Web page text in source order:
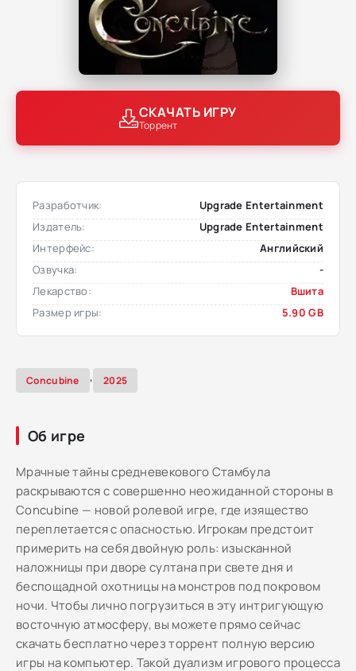
СКАЧАТЬ ИГРУ
Торрент
Разработчик:
Upgrade Entertainment
Издатель:
Upgrade Entertainment
Интерфейс:
Английский
Озвучка:
-
Лекарство:
Вшита
Размер игры:
5.90 GB
Concubine , 2025
Об игре
Мрачные тайны средневекового Стамбула
раскрываются с совершенно неожиданной стороны в
Concubine — новой ролевой игре, где изящество
переплетается с опасностью. Игрокам предстоит
примерить на себя двойную роль: изысканной
наложницы при дворе султана при свете дня и
беспощадной охотницы на монстров под покровом
ночи. Чтобы лично погрузиться в эту интригующую
восточную атмосферу, вы можете прямо сейчас
скачать бесплатно через торрент полную версию
игры на компьютер. Такой дуализм игрового процесса